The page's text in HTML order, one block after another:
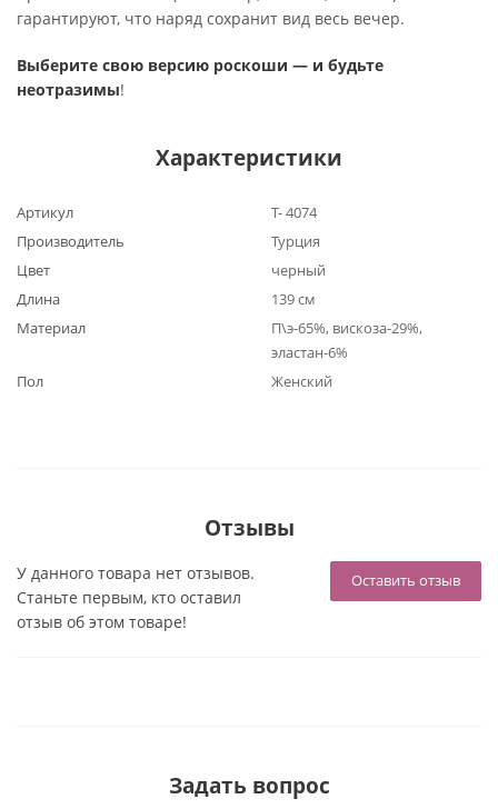
гарантируют, что наряд сохранит вид весь вечер.
Выберите свою версию роскоши — и будьте
неотразимы!
Характеристики
Артикул
Т- 4074
Производитель
Турция
Цвет
черный
Длина
139 см
Материал
П\э-65%, вискоза-29%,
эластан-6%
Пол
Женский
Отзывы
Оставить отзыв
У данного товара нет отзывов.
Станьте первым, кто оставил
отзыв об этом товаре!
Задать вопрос